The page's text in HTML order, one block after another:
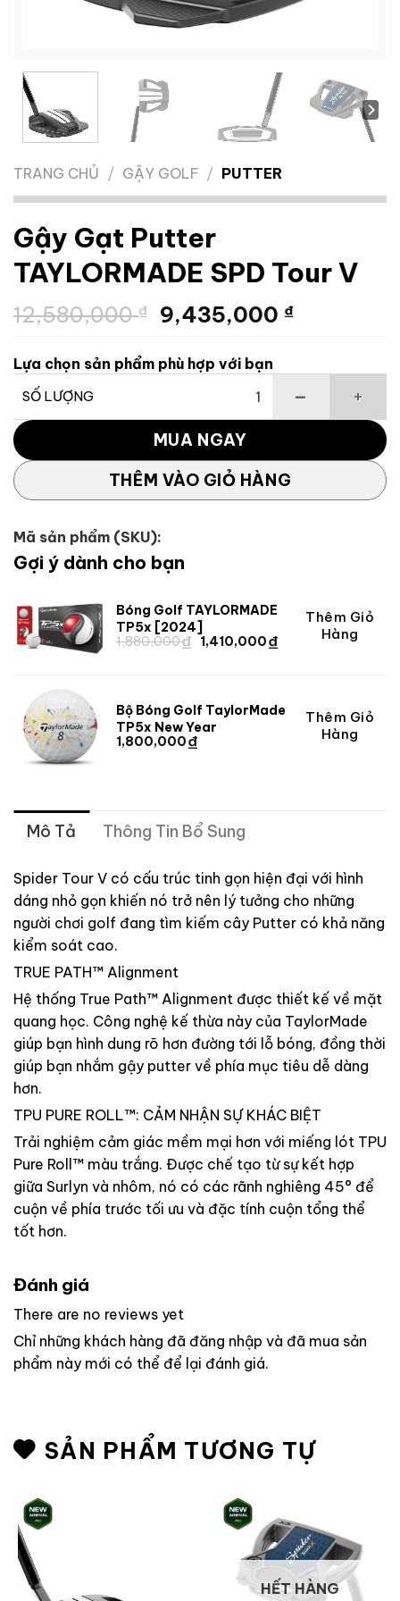
TRANG CHỦ / GẬY GOLF / PUTTER
Gậy Gạt Putter
TAYLORMADE SPD Tour V
12,580,000₫
Giá
là:
12,580,000 ₫.
9,435,000 ₫Giá
là:
Lựa chọn sản phẩm phù hợp với bạn
SỐ LƯỢNG
Gậy Gạt Putter TAYLORMADE SPD Tour V số lượng
THÊM VÀO GIỎ HÀNG
MUA NGAY
Mã sản phẩm (SKU):
Gợi ý dành cho bạn
Bóng Golf TAYLORMADE
TP5x [2024]
1,880,000₫ Giá
1,410,000₫
Giá
Giá
1,410,000 ₫.
Thêm Giỏ
Hàng
Bộ Bóng Golf TaylorMade
TP5x New Year
1,800,000₫
Thêm Giỏ
Hàng
Mô Tả Thông Tin Bổ Sung
Spider Tour V có cấu trúc tinh gọn hiện đại với hình
dáng nhỏ gọn khiến nó trở nên lý tưởng cho những
người chơi golf đang tìm kiếm cây Putter có khả năng
kiểm soát cao.
TRUE PATH™ Alignment
Hệ thống True Path™ Alignment được thiết kế về mặt
quang học. Công nghệ kế thừa này của TaylorMade
giúp bạn hình dung rõ hơn đường tới lỗ bóng, đồng thời
giúp bạn nhắm gậy putter về phía mục tiêu dễ dàng
hơn.
TPU PURE ROLL™: CẢM NHẬN SỰ KHÁC BIỆT
Trải nghiệm cảm giác mềm mại hơn với miếng lót TPU
Pure Roll™ màu trắng. Được chế tạo từ sự kết hợp
giữa Surlyn và nhôm, nó có các rãnh nghiêng 45° để
cuộn về phía trước tối ưu và đặc tính cuộn tổng thể
tốt hơn.
Đánh giá
There are no reviews yet
Chỉ những khách hàng đã đăng nhập và đã mua sản
phẩm này mới có thể để lại đánh giá.
SẢN PHẨM TƯƠNG TỰ
HẾT HÀNG